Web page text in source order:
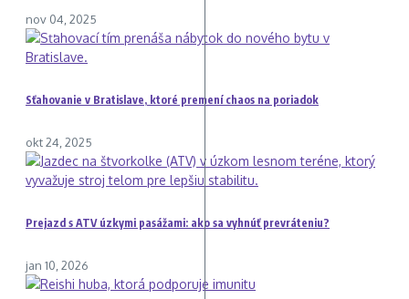
nov 04, 2025
Sťahovanie v Bratislave, ktoré premení chaos na poriadok
okt 24, 2025
Prejazd s ATV úzkymi pasážami: ako sa vyhnúť prevráteniu?
jan 10, 2026